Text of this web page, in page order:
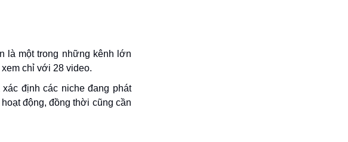
là một trong những kênh lớn
chỉ với 28 video.
định các niche đang phát
động, đồng thời cũng cần